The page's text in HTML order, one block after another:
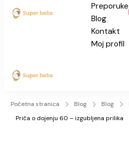
Super beba
Preporuke
Blog
Kontakt
Moj profil
Početna stranica Blog Blog
Priča o dojenju 60 – izgubljena prilika